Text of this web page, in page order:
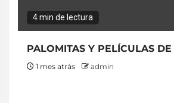
4 min de lectura
PALOMITAS Y PELÍCULAS
1 mes atrás admin